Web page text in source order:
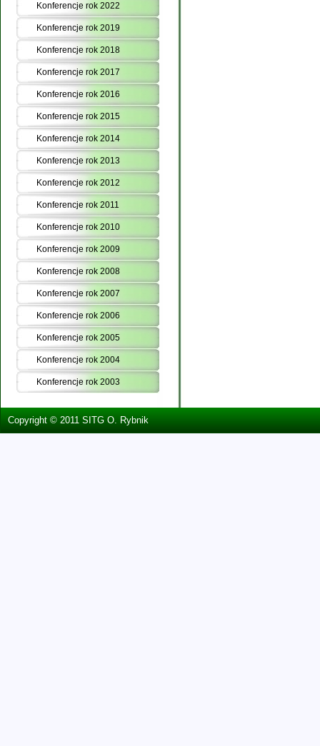
Konferencje rok 2022
Konferencje rok 2019
Konferencje rok 2018
Konferencje rok 2017
Konferencje rok 2016
Konferencje rok 2015
Konferencje rok 2014
Konferencje rok 2013
Konferencje rok 2012
Konferencje rok 2011
Konferencje rok 2010
Konferencje rok 2009
Konferencje rok 2008
Konferencje rok 2007
Konferencje rok 2006
Konferencje rok 2005
Konferencje rok 2004
Konferencje rok 2003
Copyright © 2011 SITG O. Rybnik